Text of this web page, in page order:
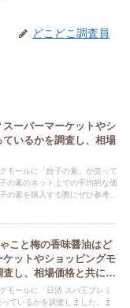
どこどこ調査員
ーパーマーケットやシ
いるかを調査し、相場
モールに「餃子の素」が売って
の素のネット上での平均的な価
の素を購入する際にぜひ参考に
こと梅の香味醤油はど
ットやショッピングモ
し、相場価格と共に紹
モールに「日清 スパ王プレミ
ているかを調査しました。ま